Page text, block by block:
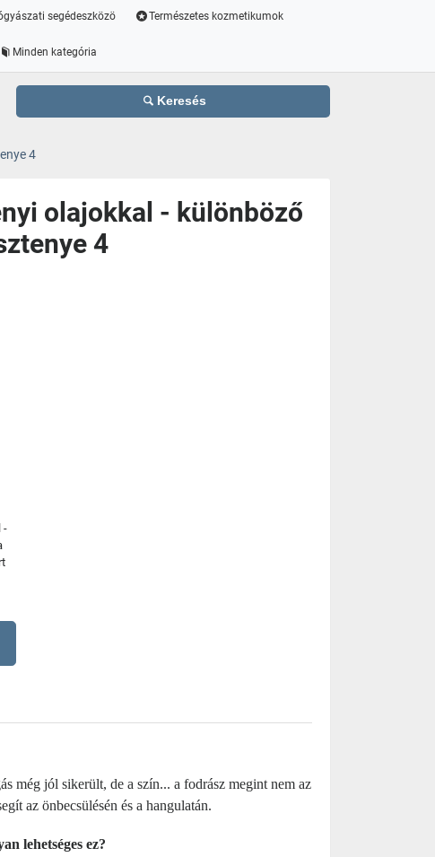
segédeszközö Természetes kozmetikumok
Minden kategória
Keresés
4
olajokkal - különböző
4
-
még jól sikerült, de a szín... a fodrász megint nem az
az önbecsülésén és a hangulatán.
lehetséges ez?